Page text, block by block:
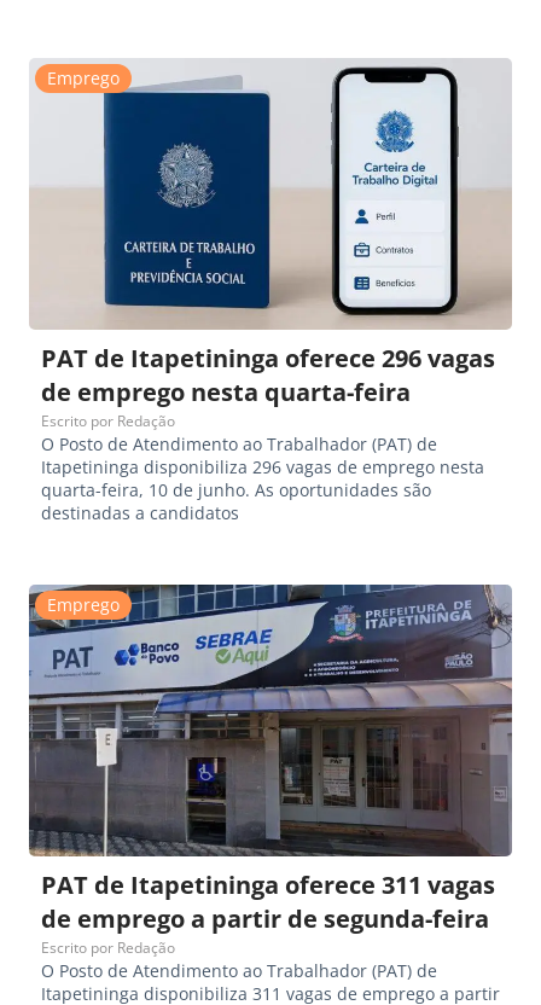
Emprego
PAT de Itapetininga oferece 296 vagas
de emprego nesta quarta-feira
Escrito por Redação
O Posto de Atendimento ao Trabalhador (PAT) de
Itapetininga disponibiliza 296 vagas de emprego nesta
quarta-feira, 10 de junho. As oportunidades são
destinadas a candidatos
Emprego
PAT de Itapetininga oferece 311 vagas
de emprego a partir de segunda-feira
Escrito por Redação
O Posto de Atendimento ao Trabalhador (PAT) de
Itapetininga disponibiliza 311 vagas de emprego a partir